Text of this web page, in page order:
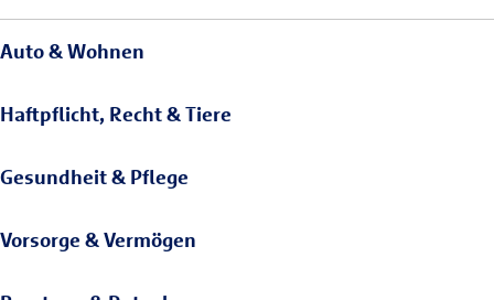
Auto & Wohnen
Haftpflicht, Recht & Tiere
Gesundheit & Pflege
Vorsorge & Vermögen